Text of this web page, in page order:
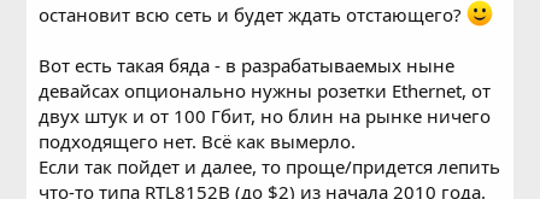
остановит всю сеть и будет ждать отстающего?
Вот есть такая бяда - в разрабатываемых ныне
девайсах опционально нужны розетки Ethernet, от
двух штук и от 100 Гбит, но блин на рынке ничего
подходящего нет. Всё как вымерло.
Если так пойдет и далее, то проще/придется лепить
что-то типа RTL8152B (до $2) из начала 2010 года.